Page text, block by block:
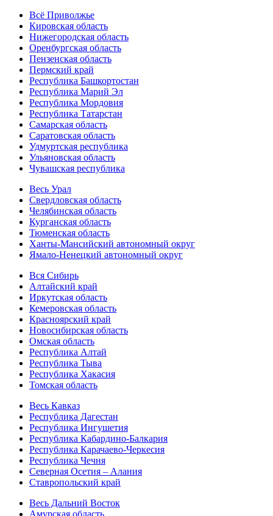
Всё Приволжье
Кировская область
Нижегородская область
Оренбургская область
Пензенская область
Пермский край
Республика Башкортостан
Республика Марий Эл
Республика Мордовия
Республика Татарстан
Самарская область
Саратовская область
Удмуртская республика
Ульяновская область
Чувашская республика
Весь Урал
Свердловская область
Челябинская область
Курганская область
Тюменская область
Ханты-Мансийский автономный округ
Ямало-Ненецкий автономный округ
Вся Сибирь
Алтайский край
Иркутская область
Кемеровская область
Красноярский край
Новосибирская область
Омская область
Республика Алтай
Республика Тыва
Республика Хакасия
Томская область
Весь Кавказ
Республика Дагестан
Республика Ингушетия
Республика Кабардино-Балкария
Республика Карачаево-Черкесия
Республика Чечня
Северная Осетия – Алания
Ставропольский край
Весь Дальний Восток
Амурская область